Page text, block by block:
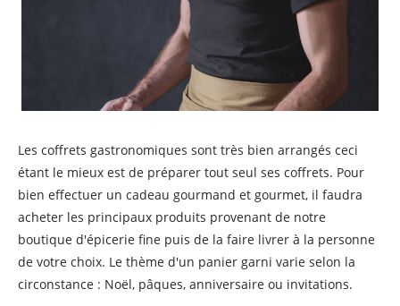
Les coffrets gastronomiques sont très bien arrangés ceci
étant le mieux est de préparer tout seul ses coffrets. Pour
bien effectuer un cadeau gourmand et gourmet, il faudra
acheter les principaux produits provenant de notre
boutique d'épicerie fine puis de la faire livrer à la personne
de votre choix. Le thème d'un panier garni varie selon la
circonstance : Noël, pâques, anniversaire ou invitations.